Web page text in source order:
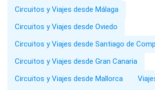
Circuitos y Viajes desde Málaga
Circuitos y Viajes desde Oviedo
Circuitos y Viajes desde Santiago de
Circuitos y Viajes desde Gran Canaria
Circuitos y Viajes desde Mallorca